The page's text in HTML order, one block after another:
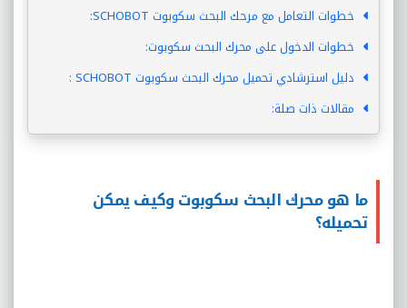
خطوات التعامل مع مرحك البحث سكوبوت SCHOBOT:
خطوات الدخول على محرك البحث سكوبوت:
دليل استرشادي تحميل محرك البحث سكوبوت SCHOBOT :
مقالات ذات صلة:
ما هو محرك البحث سكوبوت وكيف يمكن
تحميله؟